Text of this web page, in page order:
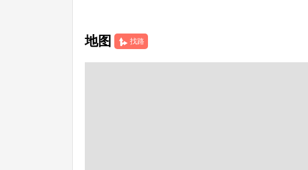
地图 找路